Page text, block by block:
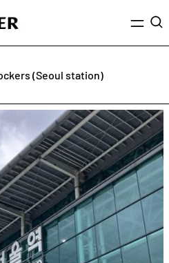
Menu
(Seoul station)